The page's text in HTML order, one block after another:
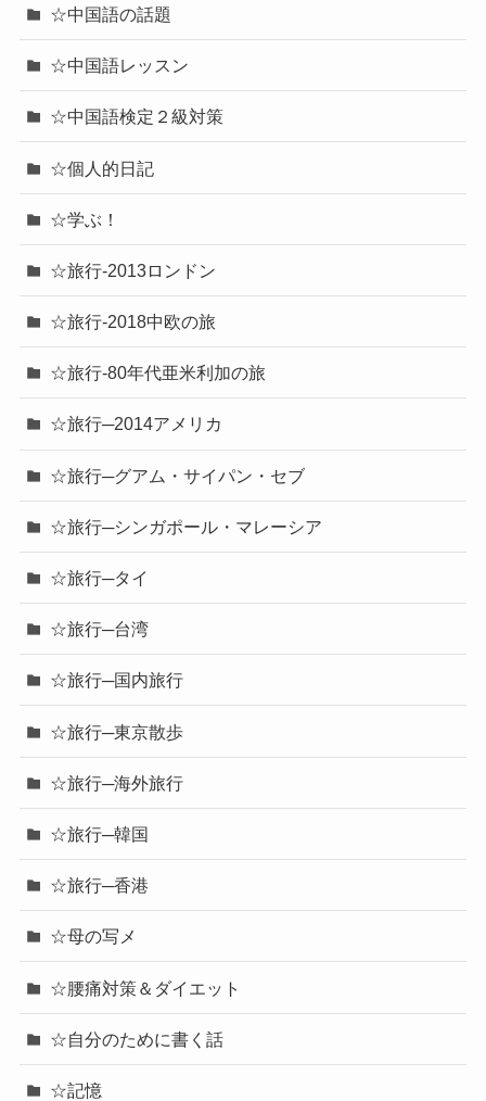
☆中国語の話題
☆中国語レッスン
☆中国語検定２級対策
☆個人的日記
☆学ぶ！
☆旅行-2013ロンドン
☆旅行-2018中欧の旅
☆旅行-80年代亜米利加の旅
☆旅行─2014アメリカ
☆旅行─グアム・サイパン・セブ
☆旅行─シンガポール・マレーシア
☆旅行─タイ
☆旅行─台湾
☆旅行─国内旅行
☆旅行─東京散歩
☆旅行─海外旅行
☆旅行─韓国
☆旅行─香港
☆母の写メ
☆腰痛対策＆ダイエット
☆自分のために書く話
☆記憶